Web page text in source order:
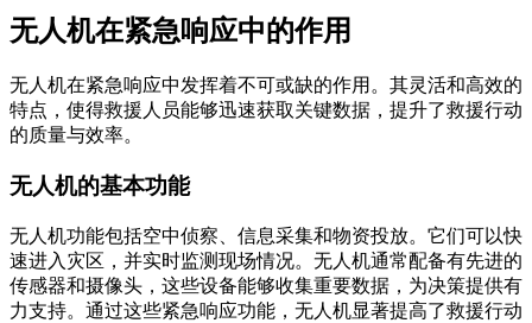
无人机在紧急响应中的作用
无人机在紧急响应中发挥着不可或缺的作用。其灵活和高效的
特点，使得救援人员能够迅速获取关键数据，提升了救援行动
的质量与效率。
无人机的基本功能
无人机功能包括空中侦察、信息采集和物资投放。它们可以快
速进入灾区，并实时监测现场情况。无人机通常配备有先进的
传感器和摄像头，这些设备能够收集重要数据，为决策提供有
力支持。通过这些紧急响应功能，无人机显著提高了救援行动